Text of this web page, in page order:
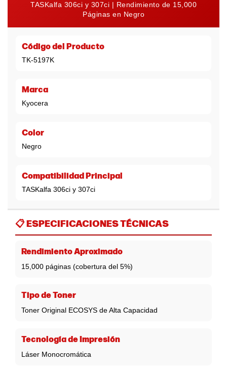
TASKalfa 306ci y 307ci | Rendimiento de 15,000
Páginas en Negro
Código del Producto
TK-5197K
Marca
Kyocera
Color
Negro
Compatibilidad Principal
TASKalfa 306ci y 307ci
📋 ESPECIFICACIONES TÉCNICAS
Rendimiento Aproximado
15,000 páginas (cobertura del 5%)
Tipo de Toner
Toner Original ECOSYS de Alta Capacidad
Tecnología de Impresión
Láser Monocromática